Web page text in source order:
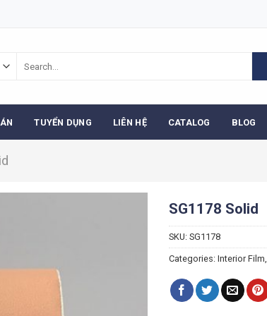
for:
TUYỂN DỤNG LIÊN HỆ CATALOG BLOG
SG1178 Solid
SKU: SG1178
Categories: Interior Film,